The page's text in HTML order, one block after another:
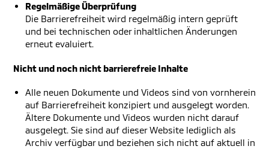
Regelmäßige Überprüfung
Die Barrierefreiheit wird regelmäßig intern geprüft
und bei technischen oder inhaltlichen Änderungen
erneut evaluiert.
Nicht und noch nicht barrierefreie Inhalte
Alle neuen Dokumente und Videos sind von vornherein
auf Barrierefreiheit konzipiert und ausgelegt worden.
Ältere Dokumente und Videos wurden nicht darauf
ausgelegt. Sie sind auf dieser Website lediglich als
Archiv verfügbar und beziehen sich nicht auf aktuell in